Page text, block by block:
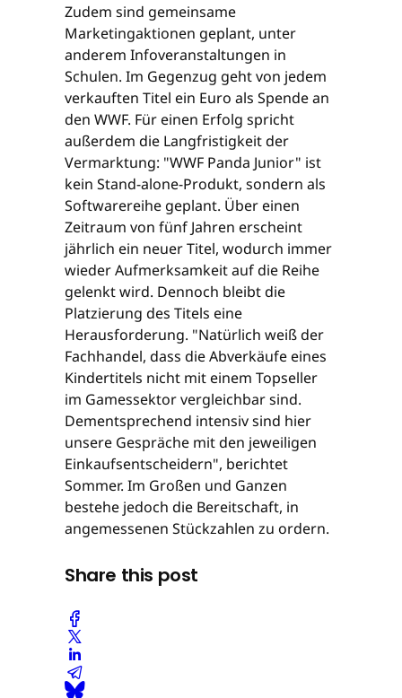
Zudem sind gemeinsame
Marketingaktionen geplant, unter
anderem Infoveranstaltungen in
Schulen. Im Gegenzug geht von jedem
verkauften Titel ein Euro als Spende an
den WWF. Für einen Erfolg spricht
außerdem die Langfristigkeit der
Vermarktung: "WWF Panda Junior" ist
kein Stand-alone-Produkt, sondern als
Softwarereihe geplant. Über einen
Zeitraum von fünf Jahren erscheint
jährlich ein neuer Titel, wodurch immer
wieder Aufmerksamkeit auf die Reihe
gelenkt wird. Dennoch bleibt die
Platzierung des Titels eine
Herausforderung. "Natürlich weiß der
Fachhandel, dass die Abverkäufe eines
Kindertitels nicht mit einem Topseller
im Gamessektor vergleichbar sind.
Dementsprechend intensiv sind hier
unsere Gespräche mit den jeweiligen
Einkaufsentscheidern", berichtet
Sommer. Im Großen und Ganzen
bestehe jedoch die Bereitschaft, in
angemessenen Stückzahlen zu ordern.
Share this post